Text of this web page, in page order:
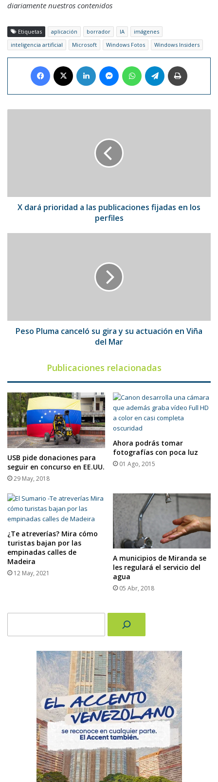
diariamente nuestros contenidos
Etiquetas aplicación borrador IA
imágenes
inteligencia artificial
Microsoft Windows Fotos Windows Insiders
Facebook LinkedIn MessengerWhatsAppTelegram
los
perfiles
X dará prioridad a las publicaciones fijadas en los
perfiles
en
ViñaPeso Pluma canceló su gira y su actuación en Viña
del Mar
Publicaciones relacionadas
USB pide donaciones para
seguir en concurso en EE.UU.
29 May, 2018
Ahora podrás tomar
fotografías con poca luz
01 Ago, 2015
¿Te atreverías? Mira cómo
turistas bajan por las
empinadas calles de
Madeira
12 May, 2021
A municipios de Miranda se
les regulará el servicio del
agua
05 Abr, 2018